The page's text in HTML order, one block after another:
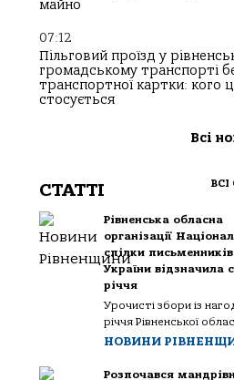
майно
07:12
Пільговий проїзд у
громадському транспорті
транспортної картки: кого
стосується
Всі
СТАТТІ ВСІ
Рівненська обласна
організації
спілки письменників
України відзначила
річчя
Урочисті збори із
річчя Рівненської
НОВИНИ
Розпочався